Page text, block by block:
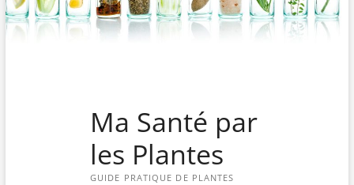
Ma Santé par
les Plantes
GUIDE PRATIQUE DE PLANTES